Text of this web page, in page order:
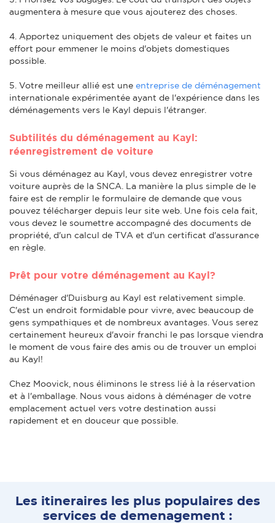
augmentera à mesure que vous ajouterez des choses.
4. Apportez uniquement des objets de valeur et faites un
effort pour emmener le moins d'objets domestiques
possible.
5. Votre meilleur allié est une entreprise de déménagement
internationale expérimentée ayant de l'expérience dans les
déménagements vers le Kayl depuis l'étranger.
Subtilités du déménagement au Kayl:
réenregistrement de voiture
Si vous déménagez au Kayl, vous devez enregistrer votre
voiture auprès de la SNCA. La manière la plus simple de le
faire est de remplir le formulaire de demande que vous
pouvez télécharger depuis leur site web. Une fois cela fait,
vous devez le soumettre accompagné des documents de
propriété, d'un calcul de TVA et d'un certificat d'assurance
en règle.
Prêt pour votre déménagement au Kayl?
Déménager d'Duisburg au Kayl est relativement simple.
C'est un endroit formidable pour vivre, avec beaucoup de
gens sympathiques et de nombreux avantages. Vous serez
certainement heureux d'avoir franchi le pas lorsque viendra
le moment de vous faire des amis ou de trouver un emploi
au Kayl!
Chez Moovick, nous éliminons le stress lié à la réservation
et à l'emballage. Nous vous aidons à déménager de votre
emplacement actuel vers votre destination aussi
rapidement et en douceur que possible.
Les itineraires les plus populaires des
services de demenagement :